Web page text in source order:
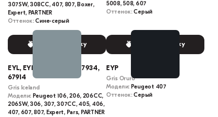
307SW, 308CC, 407, 807, Boxer,
Expert, PARTNER
Оттенок: Сине-серый
Выбрать краску
5008, 508, 607
Оттенок: Серый
Выбрать краску
EYL, EYLC, KTM, M0YL, 7934,
67914
Gris Iceland
Модели: Peugeot 106, 206, 206CC,
206SW, 306, 307, 307CC, 405, 406,
407, 607, 807, Expert, Pars, PARTNER
EYP
Gris Oruro
Модели: Peugeot 407
Оттенок: Серый